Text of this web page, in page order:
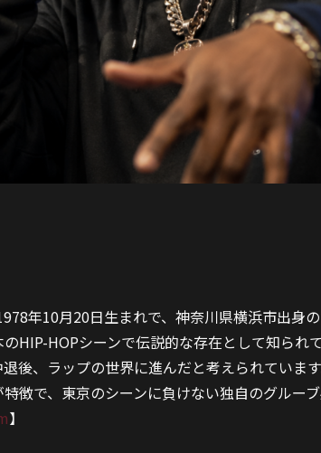
年10月20日生まれで、神奈川県横浜市出身
HIP-HOPシーンで伝説的な存在として知られ
後、ラップの世界に進んだと考えられていま
徴で、東京のシーンに負けない独自のグルー
】